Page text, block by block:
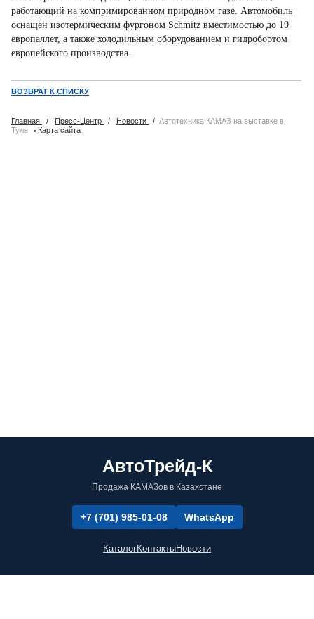
работающий на компримированном природном газе. Автомобиль
оснащён изотермическим фургоном Schmitz вместимостью до 19
европаллет, а также холодильным оборудованием и гидробортом
европейского производства.
ВОЗВРАТ К СПИСКУ
Главная / Пресс-Центр / Новости / Автотехника КАМАЗ на выставке в
Туле ·Карта сайта
АвтоТрейд-К
Продажа КАМАЗов в Казахстане
+7 (701) 985-01-08 WhatsApp
КаталогКонтактыНовости